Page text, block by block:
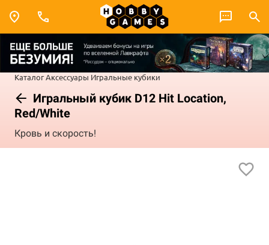
КаталогАксессуары Игральные кубики
Игральный кубик D12 Hit Location,
Red/White
Кровь и скорость!